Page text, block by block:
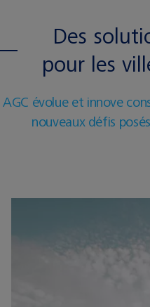
Des
pour les
AGC évolue et innove
nouveaux défis